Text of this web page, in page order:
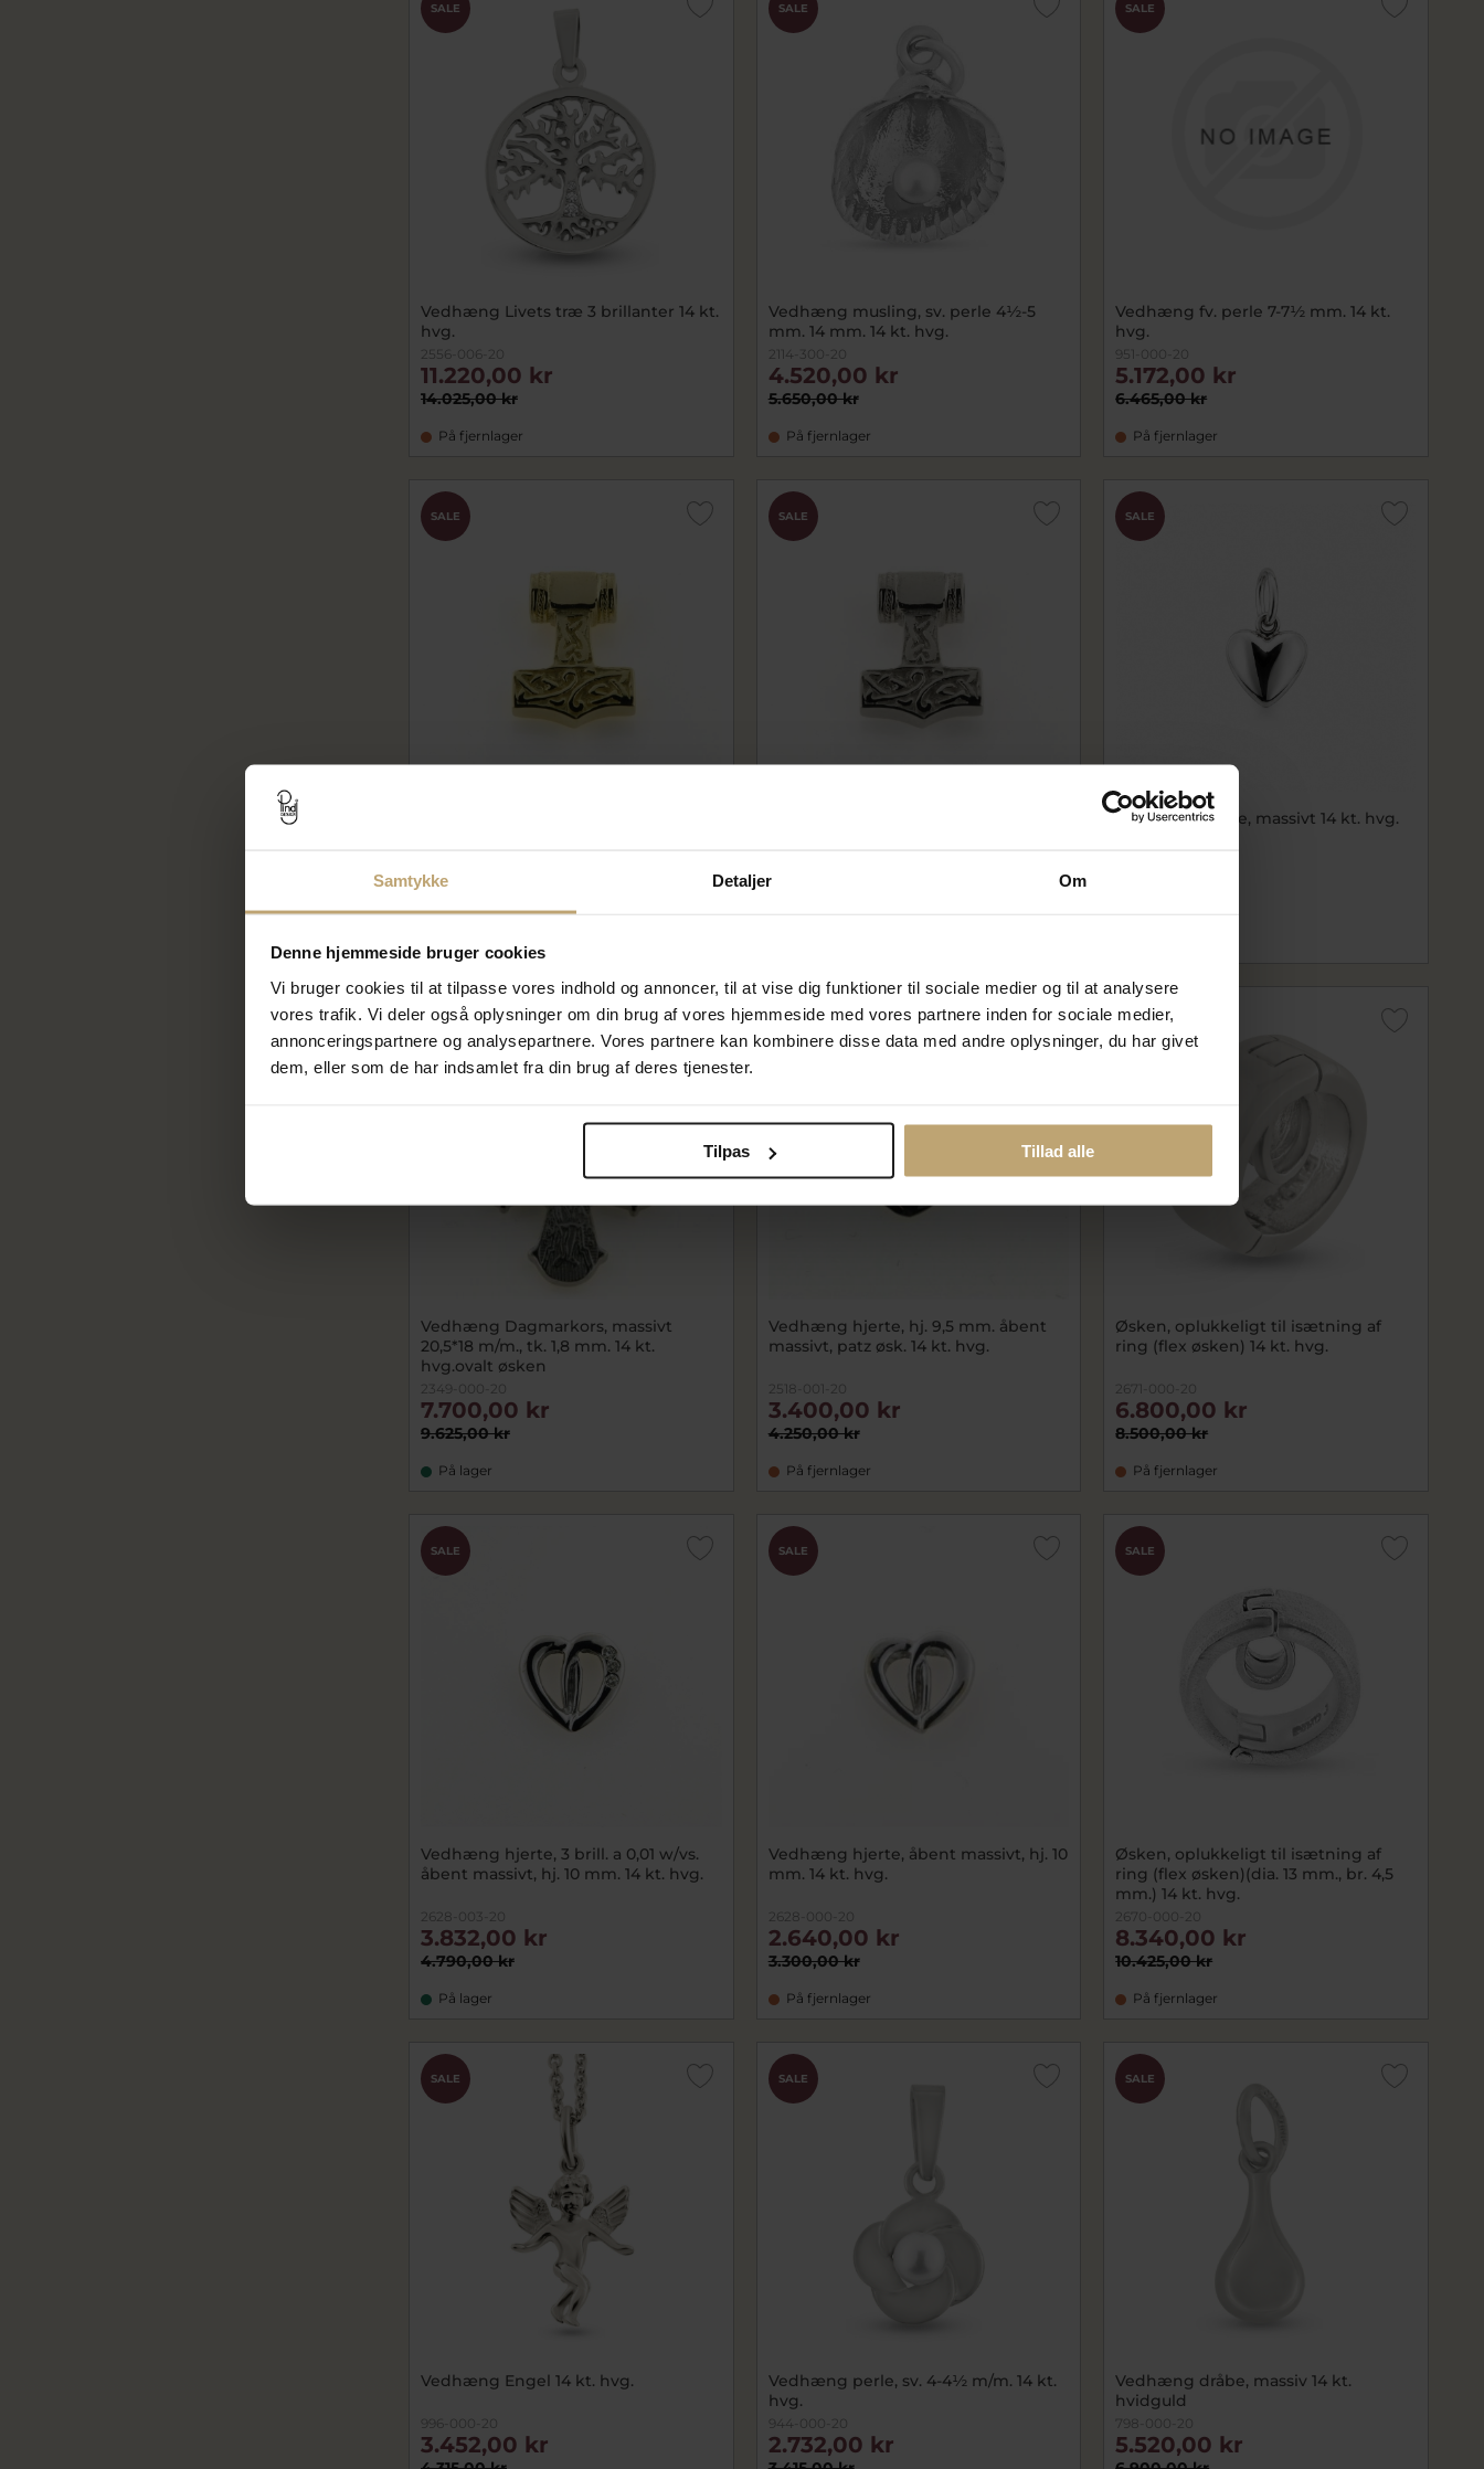
Samtykke Detaljer Om
Denne hjemmeside bruger cookies
Vi bruger cookies til at tilpasse vores indhold og annoncer, til at vise dig funktioner til sociale medier og til at analysere
vores trafik. Vi deler også oplysninger om din brug af vores hjemmeside med vores partnere inden for sociale medier,
annonceringspartnere og analysepartnere. Vores partnere kan kombinere disse data med andre oplysninger, du har givet
dem, eller som de har indsamlet fra din brug af deres tjenester.
Tilpas Tillad alle
SALE
Vedhæng Livets træ 3 brillanter 14 kt.
hvg.
2556-006-20
14.025,00 kr
11.220,00 kr
På fjernlager
SALE
Vedhæng musling, sv. perle 4½-5
mm. 14 mm. 14 kt. hvg.
2114-300-20
5.650,00 kr
4.520,00 kr
På fjernlager
SALE
Vedhæng fv. perle 7-7½ mm. 14 kt.
hvg.
951-000-20
6.465,00 kr
5.172,00 kr
På fjernlager
SALE
5.575,00 kr
4.460,00 kr
SALE
8.320,00 kr
SALE
Vedhæng hjerte, massivt 14 kt. hvg.
SALE
Vedhæng Dagmarkors, massivt
20,5*18 m/m., tk. 1,8 mm. 14 kt.
hvg.ovalt øsken
2349-000-20
9.625,00 kr
7.700,00 kr
På lager
SALE
Vedhæng hjerte, hj. 9,5 mm. åbent
massivt, patz øsk. 14 kt. hvg.
2518-001-20
4.250,00 kr
3.400,00 kr
På fjernlager
SALE
Øsken, oplukkeligt til isætning af
ring (flex øsken) 14 kt. hvg.
2671-000-20
8.500,00 kr
6.800,00 kr
På fjernlager
SALE
Vedhæng hjerte, 3 brill. a 0,01 w/vs.
åbent massivt, hj. 10 mm. 14 kt. hvg.
2628-003-20
4.790,00 kr
3.832,00 kr
På lager
SALE
Vedhæng hjerte, åbent massivt, hj. 10
mm. 14 kt. hvg.
2628-000-20
3.300,00 kr
2.640,00 kr
På fjernlager
SALE
Øsken, oplukkeligt til isætning af
ring (flex øsken)(dia. 13 mm., br. 4,5
mm.) 14 kt. hvg.
2670-000-20
10.425,00 kr
8.340,00 kr
På fjernlager
SALE
Vedhæng Engel 14 kt. hvg.
996-000-20
3.452,00 kr
SALE
Vedhæng perle, sv. 4-4½ m/m. 14 kt.
hvg.
944-000-20
2.732,00 kr
SALE
Vedhæng dråbe, massiv 14 kt.
hvidguld
798-000-20
5.520,00 kr